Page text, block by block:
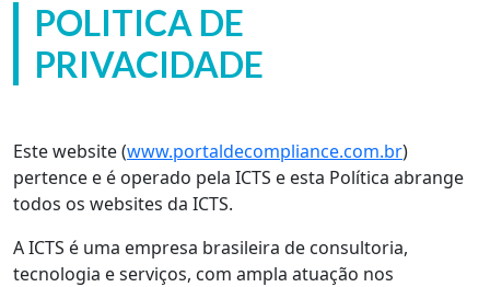
POLITICA DE
PRIVACIDADE
Este website (www.portaldecompliance.com.br)
pertence e é operado pela ICTS e esta Política abrange
todos os websites da ICTS.
A ICTS é uma empresa brasileira de consultoria,
tecnologia e serviços, com ampla atuação nos